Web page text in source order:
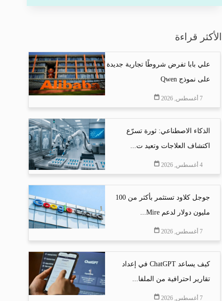
الأكثر قراءة
علي بابا تفرض شروطًا تجارية جديدة
على نموذج Qwen
7 أغسطس, 2026
الذكاء الاصطناعي: ثورة تسرّع
اكتشاف العلاجات وتعيد ت...
4 أغسطس, 2026
جوجل كلاود تستثمر بأكثر من 100
مليون دولار لدعم Mire...
7 أغسطس, 2026
كيف يساعد ChatGPT في إعداد
تقارير احترافية من الملفا...
7 أغسطس, 2026